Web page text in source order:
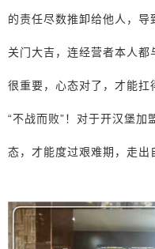
的责任尽数推卸给他人，
关门大吉，连经营者本人
很重要，心态对了，才能
“不战而败”！对于开汉堡加
态，才能度过艰难期，走出